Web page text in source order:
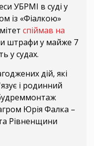
УБРМІ в суді у
із «Фіалкою»
спіймав на
штрафи у майже 7
у судах.
дій, які
і родинний
Юрія Фалка –
Рівненщини